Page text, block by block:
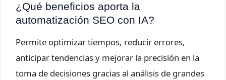
¿Qué beneficios aporta la
automatización SEO con IA?
Permite optimizar tiempos, reducir errores,
anticipar tendencias y mejorar la precisión en la
toma de decisiones gracias al análisis de grandes